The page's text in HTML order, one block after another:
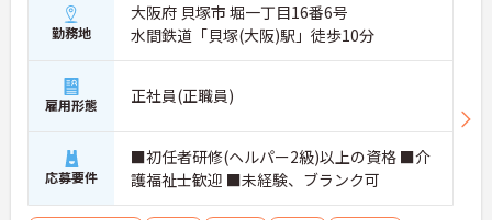
勤務地
大阪府 貝塚市 堀一丁目16番6号
水間鉄道「貝塚(大阪)駅」徒歩10分
雇用形態 正社員(正職員)
応募要件
■初任者研修(ヘルパー2級)以上の資格 ■介
護福祉士歓迎 ■未経験、ブランク可